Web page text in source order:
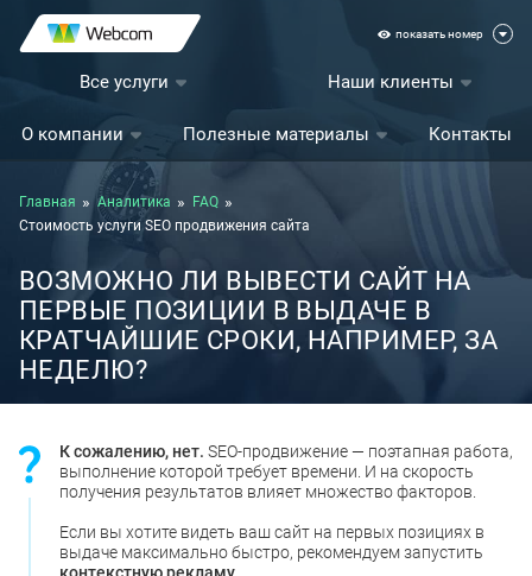
показать номер
Все услуги Наши клиенты
О компании Полезные материалы Контакты
Главная Аналитика
FAQ
Стоимость услуги SEO продвижения сайта
ВОЗМОЖНО ЛИ ВЫВЕСТИ САЙТ НА
ПЕРВЫЕ ПОЗИЦИИ В ВЫДАЧЕ В
КРАТЧАЙШИЕ СРОКИ, НАПРИМЕР, ЗА
НЕДЕЛЮ?
К сожалению, нет. SEO-продвижение — поэтапная работа,
выполнение которой требует времени. И на скорость
получения результатов влияет множество факторов.
Если вы хотите видеть ваш сайт на первых позициях в
выдаче максимально быстро, рекомендуем запустить